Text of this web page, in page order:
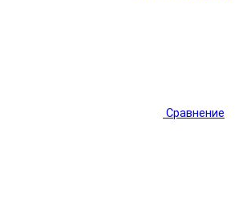
Сравнение